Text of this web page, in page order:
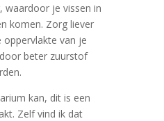
waardoor je vissen in
komen. Zorg liever
van je
beter zuurstof
kan, dit is een
Zelf vind ik dat